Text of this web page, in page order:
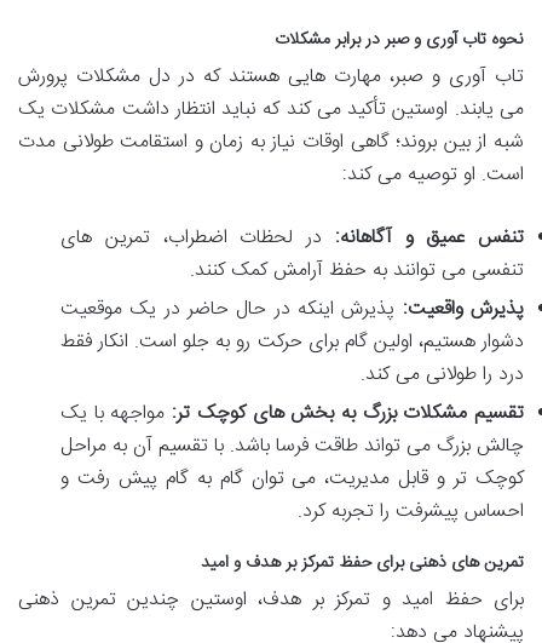
نحوه تاب آوری و صبر در برابر مشکلات
تاب آوری و صبر، مهارت هایی هستند که در دل مشکلات پرورش
می یابند. اوستین تأکید می کند که نباید انتظار داشت مشکلات یک
شبه از بین بروند؛ گاهی اوقات نیاز به زمان و استقامت طولانی مدت
است. او توصیه می کند:
تنفس عمیق و آگاهانه: در لحظات اضطراب، تمرین های
تنفسی می توانند به حفظ آرامش کمک کنند.
پذیرش واقعیت: پذیرش اینکه در حال حاضر در یک موقعیت
دشوار هستیم، اولین گام برای حرکت رو به جلو است. انکار فقط
درد را طولانی می کند.
تقسیم مشکلات بزرگ به بخش های کوچک تر: مواجهه با یک
چالش بزرگ می تواند طاقت فرسا باشد. با تقسیم آن به مراحل
کوچک تر و قابل مدیریت، می توان گام به گام پیش رفت و
احساس پیشرفت را تجربه کرد.
تمرین های ذهنی برای حفظ تمرکز بر هدف و امید
برای حفظ امید و تمرکز بر هدف، اوستین چندین تمرین ذهنی
پیشنهاد می دهد: